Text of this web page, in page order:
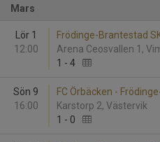
Mars
Lör 1
12:00
Frödinge-Brantestad
Arena Ceosvallen 1,
1 - 4
Sön 9
16:00
FC Örbäcken -
Karstorp 2, Västervik
1 - 0